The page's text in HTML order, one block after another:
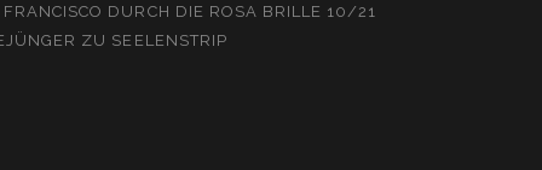
FRANCISCO DURCH DIE ROSA BRILLE 10/21
ZU SEELENSTRIP